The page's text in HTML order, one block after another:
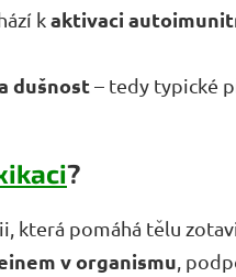
kaktivaci
dušnost– tedy typické
?
která pomáhá tělu
v organismu,